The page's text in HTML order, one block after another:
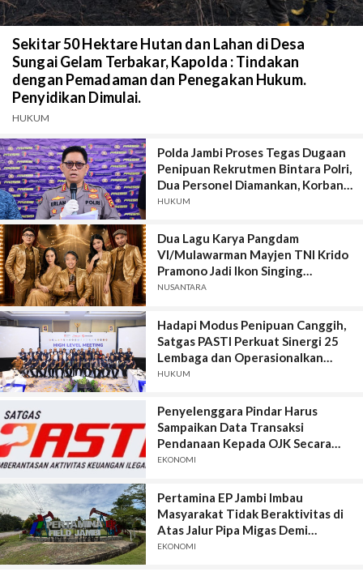
Sekitar 50 Hektare Hutan dan Lahan di Desa
Sungai Gelam Terbakar, Kapolda : Tindakan
dengan Pemadaman dan Penegakan Hukum.
Penyidikan Dimulai.
HUKUM
Polda Jambi Proses Tegas Dugaan
Penipuan Rekrutmen Bintara Polri,
Dua Personel Diamankan, Korban
Dari Rakyat Biasa Hingga Perwira,
HUKUM
Dua Lagu Karya Pangdam
VI/Mulawarman Mayjen TNI Krido
Pramono Jadi Ikon Singing
Competition HUT Ke-81 RI
NUSANTARA
Hadapi Modus Penipuan Canggih,
Satgas PASTI Perkuat Sinergi 25
Lembaga dan Operasionalkan
Sistem Anti-Scam
HUKUM
Penyelenggara Pindar Harus
Sampaikan Data Transaksi
Pendanaan Kepada OJK Secara
Lengkap, Akurat, Terkini, Utuh, dan
EKONOMI
Pertamina EP Jambi Imbau
Masyarakat Tidak Beraktivitas di
Atas Jalur Pipa Migas Demi
Keselamatan Bersama
EKONOMI